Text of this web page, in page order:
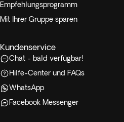
Empfehlungsprogramm
Mit Ihrer Gruppe sparen
Kundenservice
Chat - bald verfügbar!
Hilfe-Center und FAQs
WhatsApp
Facebook Messenger